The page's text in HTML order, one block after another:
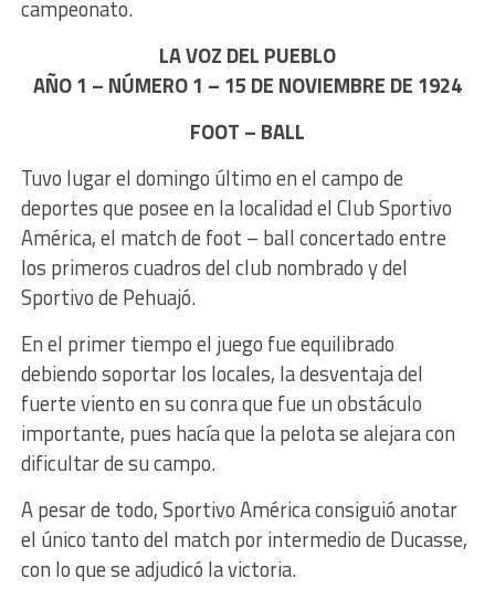
campeonato.
LA VOZ DEL PUEBLO
AÑO 1 – NÚMERO 1 – 15 DE NOVIEMBRE DE 1924
FOOT – BALL
Tuvo lugar el domingo último en el campo de
deportes que posee en la localidad el Club Sportivo
América, el match de foot – ball concertado entre
los primeros cuadros del club nombrado y del
Sportivo de Pehuajó.
En el primer tiempo el juego fue equilibrado
debiendo soportar los locales, la desventaja del
fuerte viento en su conra que fue un obstáculo
importante, pues hacía que la pelota se alejara con
dificultar de su campo.
A pesar de todo, Sportivo América consiguió anotar
el único tanto del match por intermedio de Ducasse,
con lo que se adjudicó la victoria.